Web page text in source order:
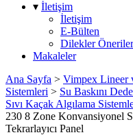
▾ İletişim
İletişim
E-Bülten
Dilekler Öneriler
Makaleler
Ana Sayfa > Vimpex Lineer
Sistemleri > Su Baskını
Sıvı Kaçak Algılama
230 8 Zone Konvansiyonel
Tekrarlayıcı Panel